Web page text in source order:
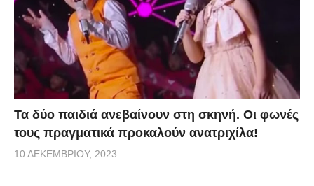
Τα δύο παιδιά ανεβαίνουν στη σκηνή. Οι φωνές
τους πραγματικά προκαλούν ανατριχίλα!
10 ΔΕΚΕΜΒΡΊΟΥ, 2023